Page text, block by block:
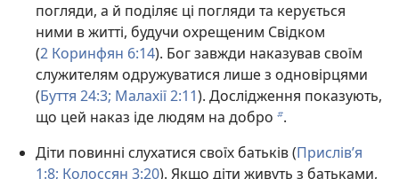
погляди, а й поділяє ці погляди та керується
ними в житті, будучи охрещеним Свідком
(2 Коринфян 6:14). Бог завжди наказував своїм
служителям одружуватися лише з одновірцями
(Буття 24:3; Малахії 2:11). Дослідження показують,
що цей наказ іде людям на добро b.
Діти повинні слухатися своїх батьків (Прислів’я
1:8; Колоссян 3:20). Якщо діти живуть з батьками,